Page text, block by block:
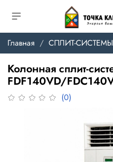
Главная СПЛИТ-СИСТЕМЫ
Колонная сплит-
FDF140VD/
(0)